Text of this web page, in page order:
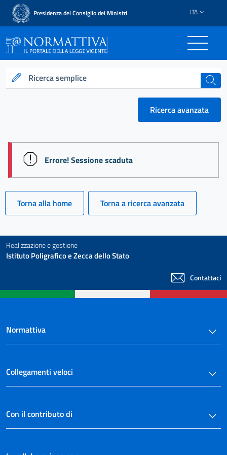
Presidenza del Consiglio dei Ministri ITA
Normattiva - Il portale
Ricerca semplice cerca
Ricerca avanzata
session id: s7eULeL9JLGY5kZB1B3Jx2yQOu-
Errore! Sessione scaduta
Torna alla home Torna a ricerca avanzata
Realizzazione e gestione
Istituto Poligrafico e Zecca dello Stato
Contattaci
Normattiva
Collegamenti veloci
Con il contributo di